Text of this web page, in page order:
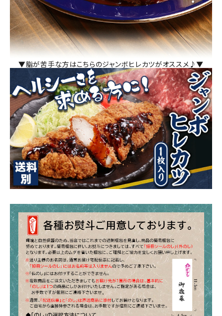
▼脂が苦手な方はこちらのジャンボヒレカツがオススメ♪▼